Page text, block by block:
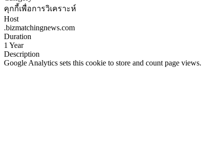
คุกกี้เพื่อการวิเคราะห์
Host
.bizmatchingnews.com
Duration
1 Year
Description
Google Analytics sets this cookie to store and count page views.